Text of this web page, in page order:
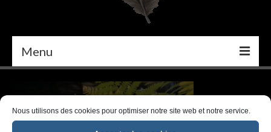
Nous utilisons des cookies pour optimiser notre site web et notre service.
Menu
PEINTURE
DÉCORATION INTÉRIEURE